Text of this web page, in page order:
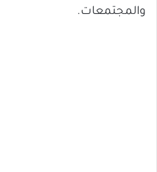
والمجتمعات.